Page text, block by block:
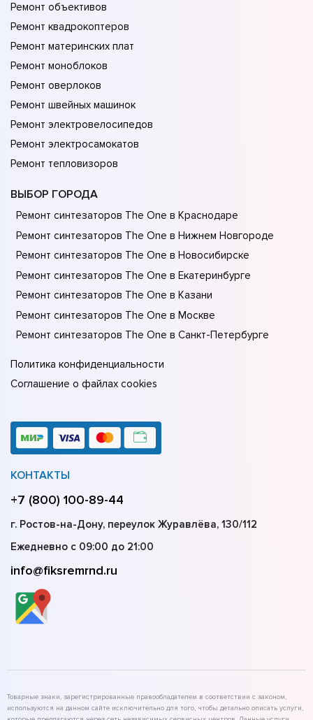
Ремонт объективов
Ремонт квадрокоптеров
Ремонт материнских плат
Ремонт моноблоков
Ремонт оверлоков
Ремонт швейных машинок
Ремонт электровелосипедов
Ремонт электросамокатов
Ремонт тепловизоров
ВЫБОР ГОРОДА
Ремонт синтезаторов The One в Краснодаре
Ремонт синтезаторов The One в Нижнем Новгороде
Ремонт синтезаторов The One в Новосибирске
Ремонт синтезаторов The One в Екатеринбурге
Ремонт синтезаторов The One в Казани
Ремонт синтезаторов The One в Москве
Ремонт синтезаторов The One в Санкт-Петербурге
Политика конфиденциальности
Соглашение о файлах cookies
КОНТАКТЫ
+7 (800) 100-89-44
г. Ростов-на-Дону, переулок Журавлёва, 130/112
Ежедневно с 09:00 до 21:00
info@fiksremrnd.ru
Товарные знаки, зарегистрированные правообладателем в соответствии с законом,
используются на данном сайте исключительно для того, чтобы детально описать услуги,